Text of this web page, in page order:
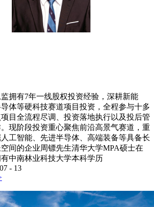
拥有7年一线股权投资经验，深耕新能
体等硬科技赛道项目投资，全程参与十多
目全流程尽调、投资落地执行以及投后管
现阶段投资重心聚焦前沿高景气赛道，重
人工智能、先进半导体、高端装备等具备长
间的企业周镖先生清华大学MPA硕士在
中南林业科技大学本科学历
07 - 13